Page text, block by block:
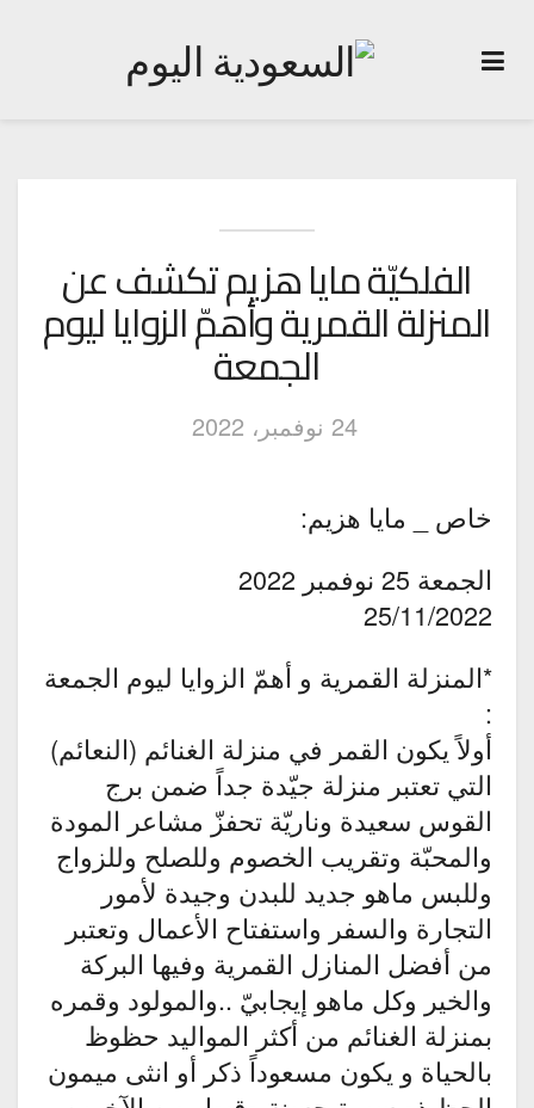
الفلكيّة مايا هزيم تكشف عن
المنزلة القمرية وأهمّ الزوايا ليوم
الجمعة
24 نوفمبر، 2022
خاص _ مايا هزيم:
الجمعة 25 نوفمبر 2022
25/11/2022
*المنزلة القمرية و أهمّ الزوايا ليوم الجمعة
:
أولاً يكون القمر في منزلة الغنائم (النعائم)
التي تعتبر منزلة جيّدة جداً ضمن برج
القوس سعيدة وناريّة تحفزّ مشاعر المودة
والمحبّة وتقريب الخصوم وللصلح وللزواج
وللبس ماهو جديد للبدن وجيدة لأمور
التجارة والسفر واستفتاح الأعمال وتعتبر
من أفضل المنازل القمرية وفيها البركة
والخير وكل ماهو إيجابيّ ..والمولود وقمره
بمنزلة الغنائم من أكثر المواليد حظوظ
بالحياة و يكون مسعوداً ذكر أو انثى ميمون